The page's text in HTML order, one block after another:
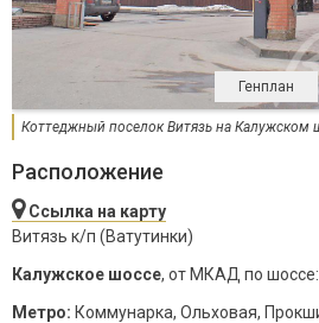
Генплан
Коттеджный поселок Витязь на Калужском
Расположение
Ссылка на карту
Витязь к/п (Ватутинки)
Калужское шоссе, от МКАД по шоссе:
Метро: Коммунарка, Ольховая,